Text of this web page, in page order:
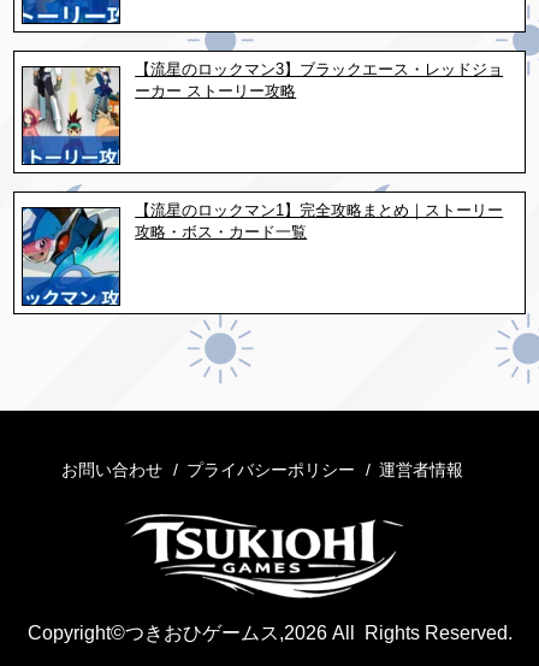
【流星のロックマン3】ブラックエース・レッドジョ
ーカー ストーリー攻略
【流星のロックマン1】完全攻略まとめ｜ストーリー
攻略・ボス・カード一覧
お問い合わせ プライバシーポリシー 運営者情報
Copyright©つきおひゲームス,2026 All Rights Reserved.